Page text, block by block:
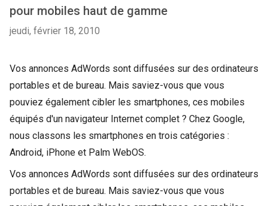
pour mobiles haut de gamme
jeudi, février 18, 2010
Vos annonces AdWords sont diffusées sur des ordinateurs
portables et de bureau. Mais saviez-vous que vous
pouviez également cibler les smartphones, ces mobiles
équipés d'un navigateur Internet complet ? Chez Google,
nous classons les smartphones en trois catégories :
Android, iPhone et Palm WebOS.
Vos annonces AdWords sont diffusées sur des ordinateurs
portables et de bureau. Mais saviez-vous que vous